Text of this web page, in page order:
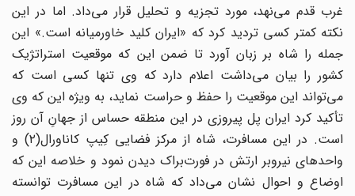
غرب قدم می‌نهد، مورد تجزیه و تحلیل قرار می‌داد. اما در این
نکته کمتر کسی تردید کرد که «ایران کلید خاورمیانه است.» این
جمله را شاه بر زبان آورد تا ضمن این که موقعیت استراتژیک
کشور را بیان می‌داشت اعلام دارد که وی تنها کسی است که
می‌تواند این موقعیت را حفظ و حراست نماید، به ویژه این که وی
تأکید کرد ایران پل پیروزی در این منطقه حساس از جهانِ آن روز
است. در این مسافرت، شاه از مرکز فضایی کِیپ کاناورال(۲) و
واحدهای نیروبر ارتش در فورت‌براک دیدن نمود و خلاصه این که
اوضاع و احوال نشان می‌داد که شاه در این مسافرت توانسته